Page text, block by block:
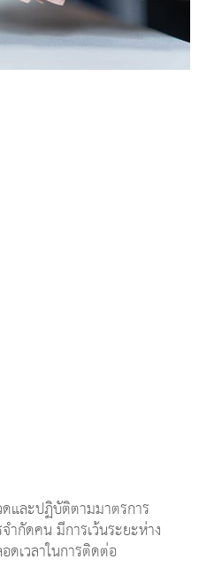
ดและปฏิบัติตามมาตรการ
ำกัดคน มีการเว้นระยะห่าง
ดเวลาในการติดต่อ